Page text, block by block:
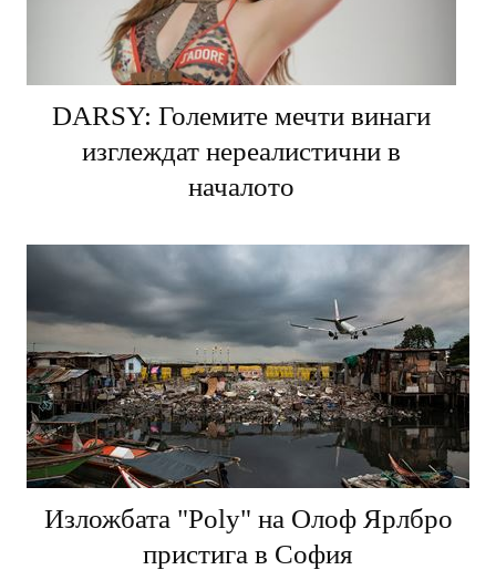
DARSY: Големите мечти винаги
изглеждат нереалистични в
началото
Изложбата "Poly" на Олоф Ярлбро
пристига в София